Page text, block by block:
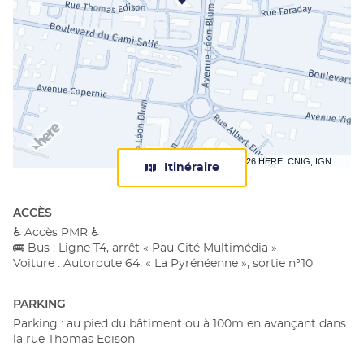
Terms of use © 1987–2026 HERE, CNIG, IGN
Itinéraire
jusqu'au
centre
ACCÈS
♿ Accès PMR ♿
🚌 Bus : Ligne T4, arrêt « Pau Cité Multimédia »
Voiture : Autoroute 64, « La Pyrénéenne », sortie n°10
PARKING
Parking : au pied du bâtiment ou à 100m en avançant dans
la rue Thomas Edison